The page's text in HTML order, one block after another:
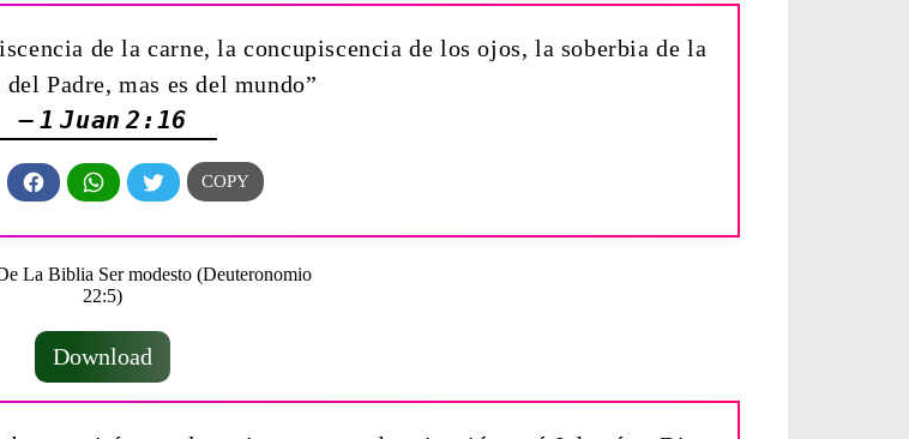
de la carne, la concupiscencia de los ojos, la soberbia de la
Padre, mas es del mundo”
— 1 Juan 2:16
Download